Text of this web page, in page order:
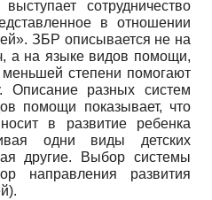
сотрудничество
в отношении
ЗБР описывается не на
а на языке видов помощи,
степени помогают
Описание разных систем
помощи показывает, что
в развитие ребенка
одни виды детских
другие. Выбор системы
направления развития